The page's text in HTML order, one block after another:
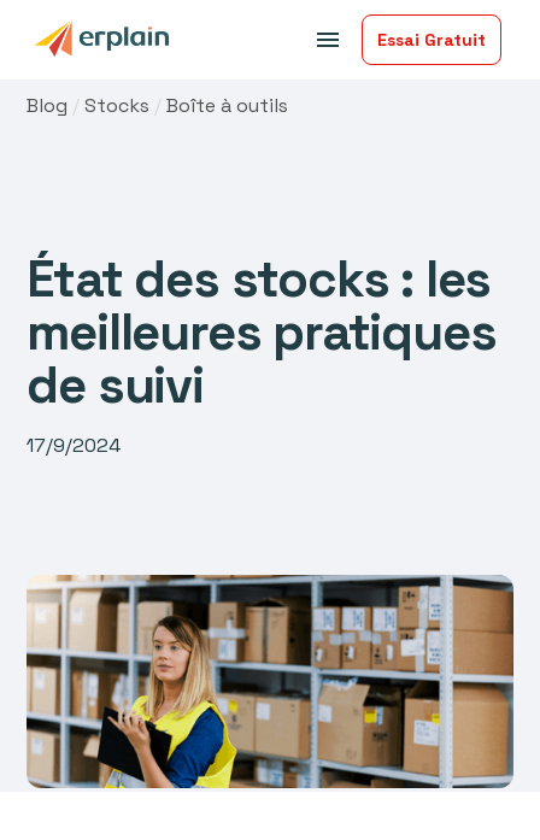
menu Essai Gratuit
Blog /Stocks /Boîte à outils
État des stocks : les
meilleures pratiques
de suivi
17/9/2024